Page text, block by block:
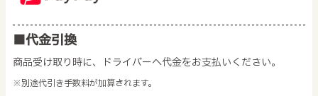
■代金引換
商品受け取り時に、ドライバーへ代金をお支払いください。
※別途代引き手数料が加算されます。